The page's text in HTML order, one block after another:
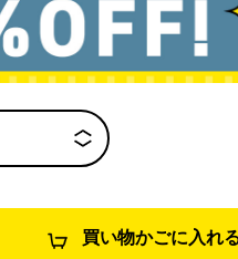
買い物かごに入れ